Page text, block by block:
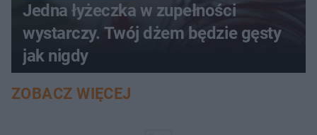
Jedna łyżeczka w zupełności
wystarczy. Twój dżem będzie gęsty
jak nigdy
ZOBACZ WIĘCEJ